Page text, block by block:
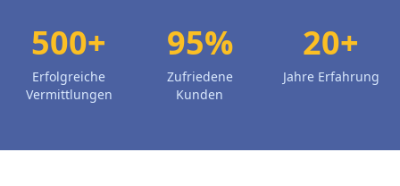
500+
Erfolgreiche
Vermittlungen
95%
Zufriedene
Kunden
20+
Jahre Erfahrung